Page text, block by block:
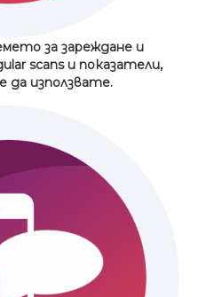
за зареждане и
scansи показатели,
използвате.